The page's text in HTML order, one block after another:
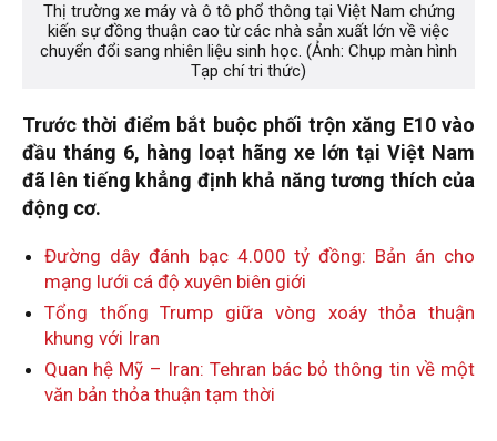
Thị trường xe máy và ô tô phổ thông tại Việt Nam chứng
kiến sự đồng thuận cao từ các nhà sản xuất lớn về việc
chuyển đổi sang nhiên liệu sinh học. (Ảnh: Chụp màn hình
Tạp chí tri thức)
Trước thời điểm bắt buộc phối trộn xăng E10 vào
đầu tháng 6, hàng loạt hãng xe lớn tại Việt Nam
đã lên tiếng khẳng định khả năng tương thích của
động cơ.
Đường dây đánh bạc 4.000 tỷ đồng: Bản án cho
mạng lưới cá độ xuyên biên giới
Tổng thống Trump giữa vòng xoáy thỏa thuận
khung với Iran
Quan hệ Mỹ – Iran: Tehran bác bỏ thông tin về một
văn bản thỏa thuận tạm thời